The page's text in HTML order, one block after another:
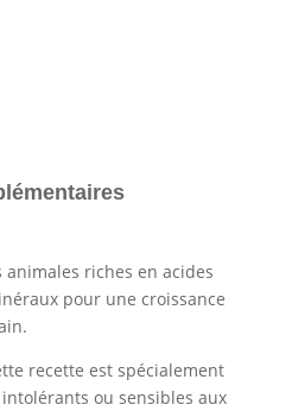
riches en acides
pour une croissance
recette est spécialement
ou sensibles aux